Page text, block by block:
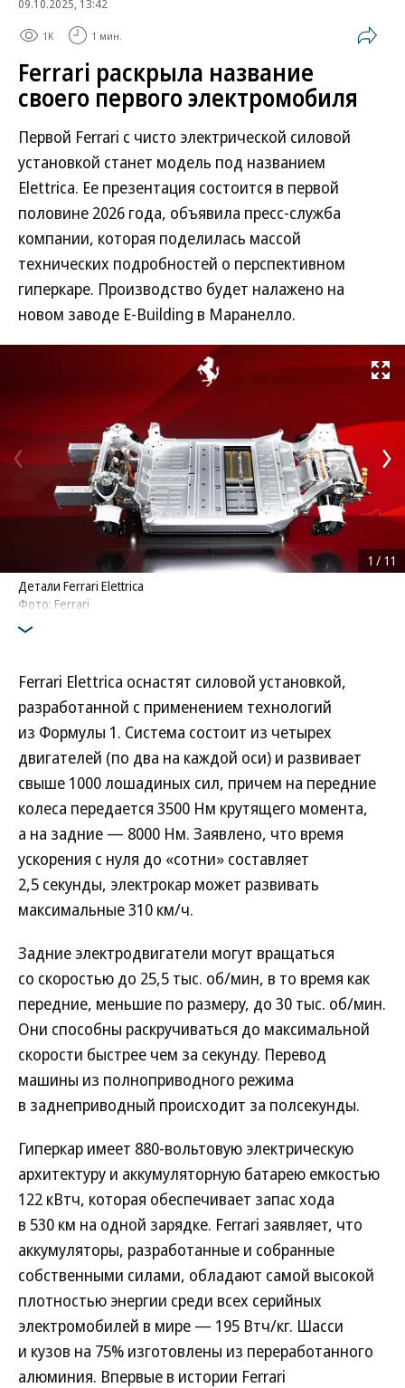
09.10.2025, 13:42
1K 1 мин.
Ferrari раскрыла название
своего первого электромобиля
Первой Ferrari с чисто электрической силовой
установкой станет модель под названием
Elettrica. Ее презентация состоится в первой
половине 2026 года, объявила пресс-служба
компании, которая поделилась массой
технических подробностей о перспективном
гиперкаре. Производство будет налажено на
новом заводе E-Building в Маранелло.
Развернуть
Детали Ferrari Elettrica
Фото: Ferrari
1 / 11
Ferrari Elettrica оснастят силовой установкой,
разработанной с применением технологий
из Формулы 1. Система состоит из четырех
двигателей (по два на каждой оси) и развивает
свыше 1000 лошадиных сил, причем на передние
колеса передается 3500 Нм крутящего момента,
а на задние — 8000 Нм. Заявлено, что время
ускорения с нуля до «сотни» составляет
2,5 секунды, электрокар может развивать
максимальные 310 км/ч.
Задние электродвигатели могут вращаться
со скоростью до 25,5 тыс. об/мин, в то время как
передние, меньшие по размеру, до 30 тыс. об/мин.
Они способны раскручиваться до максимальной
скорости быстрее чем за секунду. Перевод
машины из полноприводного режима
в заднеприводный происходит за полсекунды.
Гиперкар имеет 880-вольтовую электрическую
архитектуру и аккумуляторную батарею емкостью
122 кВтч, которая обеспечивает запас хода
в 530 км на одной зарядке. Ferrari заявляет, что
аккумуляторы, разработанные и собранные
собственными силами, обладают самой высокой
плотностью энергии среди всех серийных
электромобилей в мире — 195 Втч/кг. Шасси
и кузов на 75% изготовлены из переработанного
алюминия. Впервые в истории Ferrari